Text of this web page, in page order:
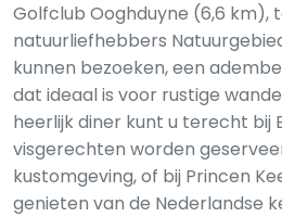
Golfclub Ooghduyne (6,6 km),
natuurliefhebbers
kunnen bezoeken, een
dat ideaal is voor rustige
heerlijk diner kunt u terecht bij
visgerechten worden
kustomgeving, of bij Princen
genieten van de Nederlandse